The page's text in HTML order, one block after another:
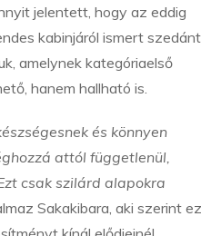
jelentett, hogy az eddig
kabinjáról ismert szedánt
amelynek kategóriaelső
hanem hallható is.
és könnyen
attól függetlenül,
csak szilárd alapokra
Sakakibara, aki szerint ez